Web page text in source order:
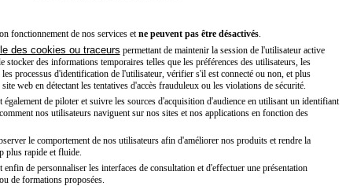
fonctionnement de nos services et ne peuvent pas être désactivés.
des cookies ou traceurs permettant de maintenir la session de l'utilisateur active
stocker des informations temporaires telles que les préférences des utilisateurs, les
processus d'identification de l'utilisateur, vérifier s'il est connecté ou non, et plus
web en détectant les tentatives d'accès frauduleux ou les violations de sécurité.
également de piloter et suivre les sources d'acquisition d'audience en utilisant un identifiant
nos utilisateurs naviguent sur nos sites et nos applications en fonction des
le comportement de nos utilisateurs afin d'améliorer nos produits et rendre la
plus rapide et fluide.
enfin de personnaliser les interfaces de consultation et d'effectuer une présentation
de formations proposées.